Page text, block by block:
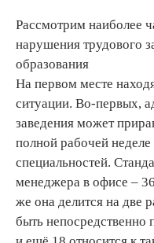
Рассмотрим наиболее
нарушения трудового
образования
На первом месте
ситуации. Во-первых,
заведения может
полной рабочей
специальностей.
менеджера в офисе –
же она делится на две
быть непосредственно